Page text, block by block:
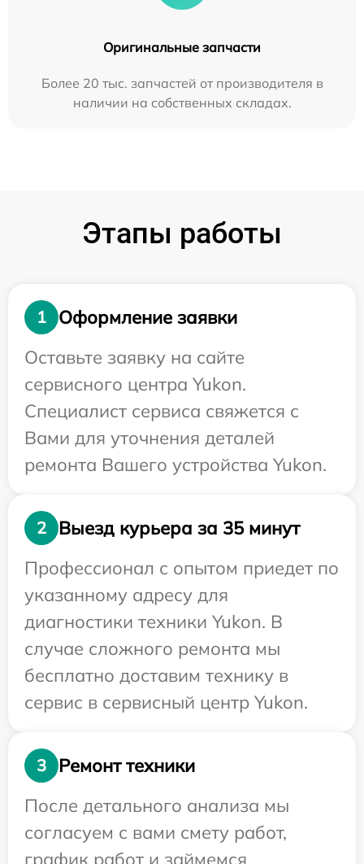
Оригинальные запчасти
Более 20 тыс. запчастей от производителя в
наличии на собственных складах.
Этапы работы
1
Оформление заявки
Оставьте заявку на сайте
сервисного центра Yukon.
Специалист сервиса свяжется с
Вами для уточнения деталей
ремонта Вашего устройства Yukon.
2
Выезд курьера за 35 минут
Профессионал с опытом приедет по
указанному адресу для
диагностики техники Yukon. В
случае сложного ремонта мы
бесплатно доставим технику в
сервис в сервисный центр Yukon.
3
Ремонт техники
После детального анализа мы
согласуем с вами смету работ,
график работ и займемся